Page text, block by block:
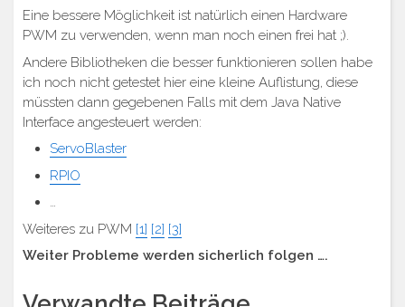
Eine bessere Möglichkeit ist natürlich einen Hardware
PWM zu verwenden, wenn man noch einen frei hat ;).
Andere Bibliotheken die besser funktionieren sollen habe
ich noch nicht getestet hier eine kleine Auflistung, diese
müssten dann gegebenen Falls mit dem Java Native
Interface angesteuert werden:
ServoBlaster
RPIO
…
Weiteres zu PWM [1] [2] [3]
Weiter Probleme werden sicherlich folgen ….